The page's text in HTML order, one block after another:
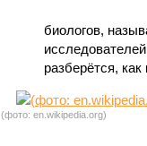
биологов,
разберётся,
(фото: en.wikipedia.org)